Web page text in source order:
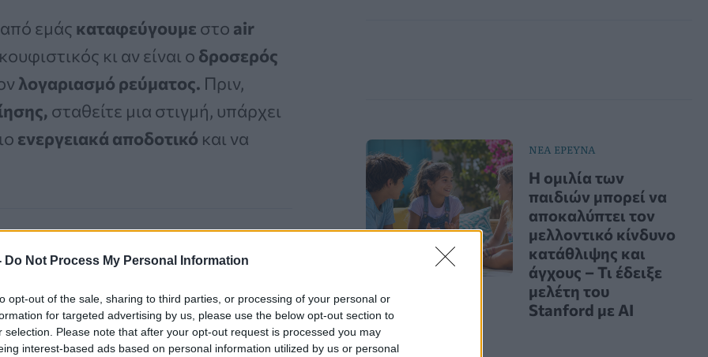
Do Not Process My Personal Information
opt-out of the sale, sharing to third parties, or processing of your personal or
for targeted advertising by us, please use the below opt-out section to
selection. Please note that after your opt-out request is processed you may
interest-based ads based on personal information utilized by us or personal
εμάς καταφεύγουμε στο air
κι αν είναι ο δροσερός
λογαριασμό ρεύματος. Πριν,
σταθείτε μια στιγμή, υπάρχει
ενεργειακά αποδοτικό και να
Νέα Ελάχιστα
Θεραπεία με NanoKnife
ΝΕΑ ΕΡΕΥΝΑ
Η ομιλία των
παιδιών μπορεί να
αποκαλύπτει τον
μελλοντικό κίνδυνο
κατάθλιψης και
άγχους – Τι έδειξε
μελέτη του
Stanford με AI